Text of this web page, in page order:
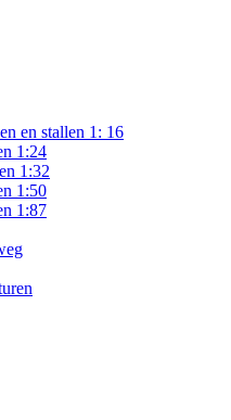
en stallen 1: 16
1:24
1:32
1:50
1:87